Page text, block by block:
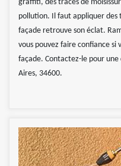
graffiti, des traces de
pollution. Il faut appliquer des
façade retrouve son éclat.
vous pouvez faire confiance si
façade. Contactez-le pour une
Aires, 34600.